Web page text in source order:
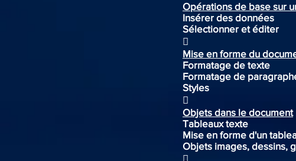
Opérations de base sur
Insérer des données
Sélectionner et éditer

Mise en forme du
Formatage de texte
Formatage de
Styles

Objets dans le document
Tableaux texte
Mise en forme d'un
Objets images, dessins,
